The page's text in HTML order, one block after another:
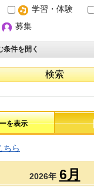
学習・体験
募集
条件を開く
を表示
ちら
2026年 6月